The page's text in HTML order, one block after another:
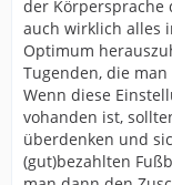
der Körpersprache
auch wirklich alles
Optimum
Tugenden, die
Wenn diese
vohanden ist,
überdenken und
(gut)bezahlten